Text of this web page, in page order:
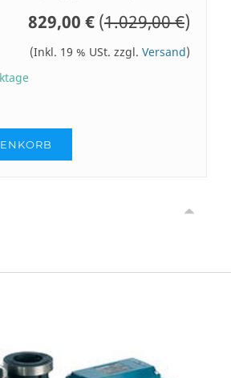
829,00 € (1.029,00 €)
(Inkl. 19 % USt. zzgl. Versand)